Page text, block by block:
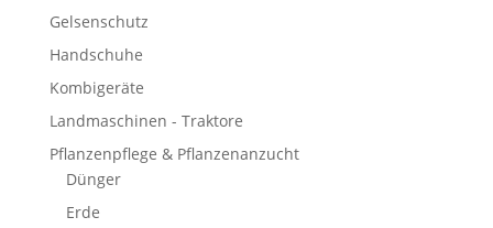
Gelsenschutz
Handschuhe
Kombigeräte
Landmaschinen - Traktore
Pflanzenpflege & Pflanzenanzucht
Dünger
Erde